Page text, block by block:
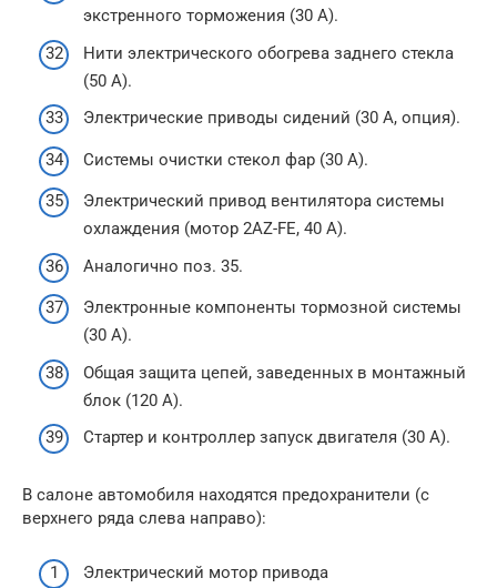
экстренного торможения (30 А).
Нити электрического обогрева заднего стекла
(50 А).
Электрические приводы сидений (30 А, опция).
Системы очистки стекол фар (30 А).
Электрический привод вентилятора системы
охлаждения (мотор 2AZ-FE, 40 А).
Аналогично поз. 35.
Электронные компоненты тормозной системы
(30 А).
Общая защита цепей, заведенных в монтажный
блок (120 А).
Стартер и контроллер запуск двигателя (30 А).
В салоне автомобиля находятся предохранители (с
верхнего ряда слева направо):
Электрический мотор привода